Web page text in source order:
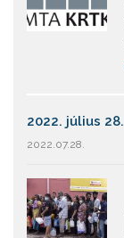
2022. július 28.
2022.07.28.